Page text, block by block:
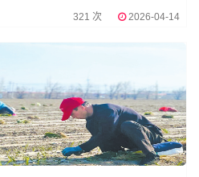
321 次 2026-04-14